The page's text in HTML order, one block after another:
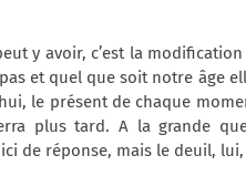
y avoir, c’est la
et quel que soit notre âge
le présent de chaque
plus tard. A la grande
de réponse, mais le deuil,